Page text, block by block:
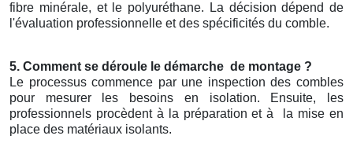
fibre minérale, et le polyuréthane. La décision dépend de
l'évaluation professionnelle et des spécificités du comble.
5. Comment se déroule le démarche de montage ?
Le processus commence par une inspection des combles
pour mesurer les besoins en isolation. Ensuite, les
professionnels procèdent à la préparation et à
la mise en
place des matériaux isolants.